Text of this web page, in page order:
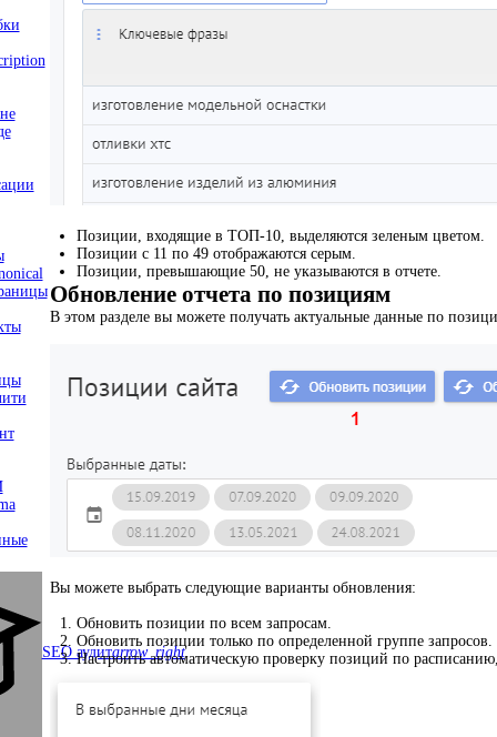
SEO аудитarrow_right
Позиции, входящие в ТОП-10, выделяются зеленым цветом.
Позиции с 11 по 49 отображаются серым.
Позиции, превышающие 50, не указываются в отчете.
Обновление отчета по позициям
В этом разделе вы можете получать актуальные данные по
Вы можете выбрать следующие варианты обновления:
Обновить позиции по всем запросам.
Обновить позиции только по определенной группе запросов.
Настроить автоматическую проверку позиций по